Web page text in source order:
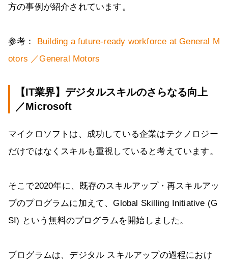
方の事例が紹介されています。
参考：
Building a future-ready workforce at General M
otors ／General Motors
【IT業界】デジタルスキルのさらなる向上
／Microsoft
マイクロソフトは、成功している企業はテクノロジー
だけではなくスキルも重視していると考えています。
そこで2020年に、既存のスキルアップ・再スキルアッ
プのプログラムに加えて、Global Skilling Initiative (G
SI) という無料のプログラムを開始しました。
プログラムは、デジタル スキルアップの過程におけ